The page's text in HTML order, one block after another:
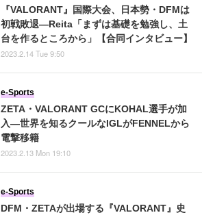
『VALORANT』国際大会、日本勢・DFMは
初戦敗退―Reita「まずは基礎を勉強し、土
台を作るところから」【合同インタビュー】
2023.2.14 Tue 9:50
ZETA・VALORANT GCにKOHAL選手が加
入―世界を知るクールなIGLがFENNELから
電撃移籍
e-Sports
2023.2.13 Mon 19:10
DFM・ZETAが出場する『VALORANT』史
e-Sports